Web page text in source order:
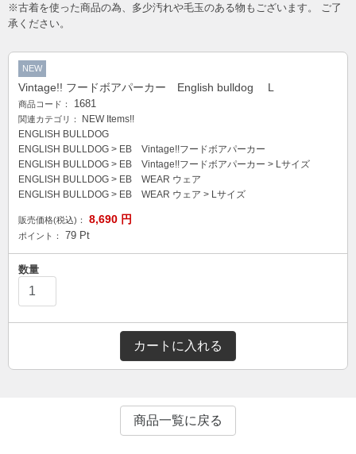
※古着を使った商品の為、多少汚れや毛玉のある物もございます。 ご了
承ください。
NEW
Vintage!! フードボアパーカー English bulldog L
商品コード： 1681
関連カテゴリ：
NEW Items!!
ENGLISH BULLDOG
ENGLISH BULLDOG > EB Vintage!!フードボアパーカー
ENGLISH BULLDOG > EB Vintage!!フードボアパーカー > Lサイズ
ENGLISH BULLDOG > EB WEAR ウェア
ENGLISH BULLDOG > EB WEAR ウェア > Lサイズ
販売価格(税込)： 8,690 円
ポイント： 79 Pt
数量
カートに入れる
商品一覧に戻る